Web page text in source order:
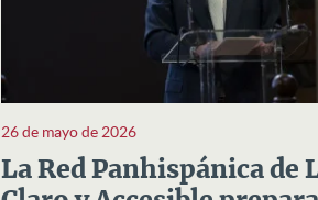
26 de mayo de 2026
La Red Panhispánica de